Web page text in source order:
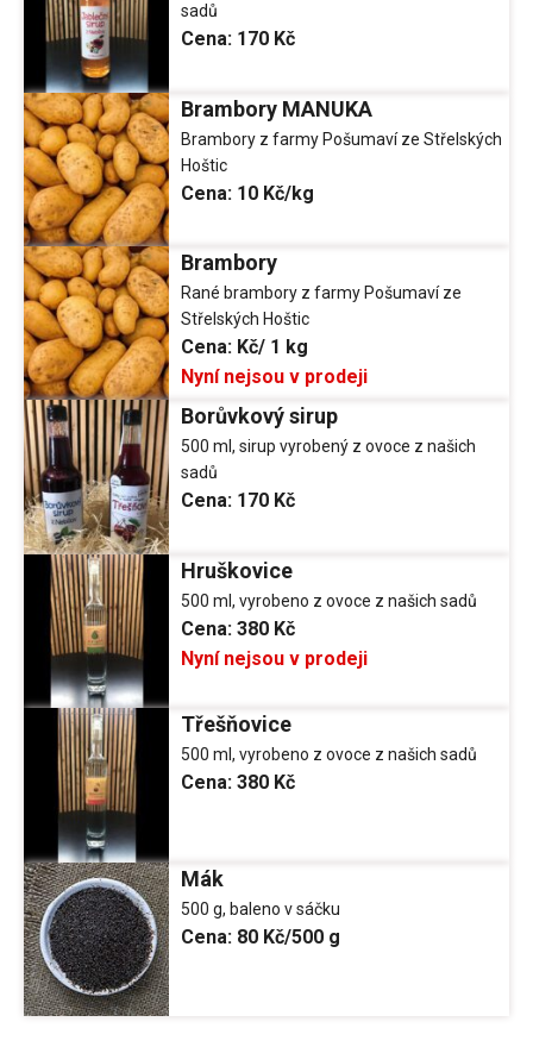
sadů
Cena: 170 Kč
Brambory MANUKA
Brambory z farmy Pošumaví ze Střelských
Hoštic
Cena: 10 Kč/kg
Brambory
Rané brambory z farmy Pošumaví ze
Střelských Hoštic
Cena: Kč/ 1 kg
Nyní nejsou v prodeji
Borůvkový sirup
500 ml, sirup vyrobený z ovoce z našich
sadů
Cena: 170 Kč
Hruškovice
500 ml, vyrobeno z ovoce z našich sadů
Cena: 380 Kč
Nyní nejsou v prodeji
Třešňovice
500 ml, vyrobeno z ovoce z našich sadů
Cena: 380 Kč
Mák
500 g, baleno v sáčku
Cena: 80 Kč/500 g